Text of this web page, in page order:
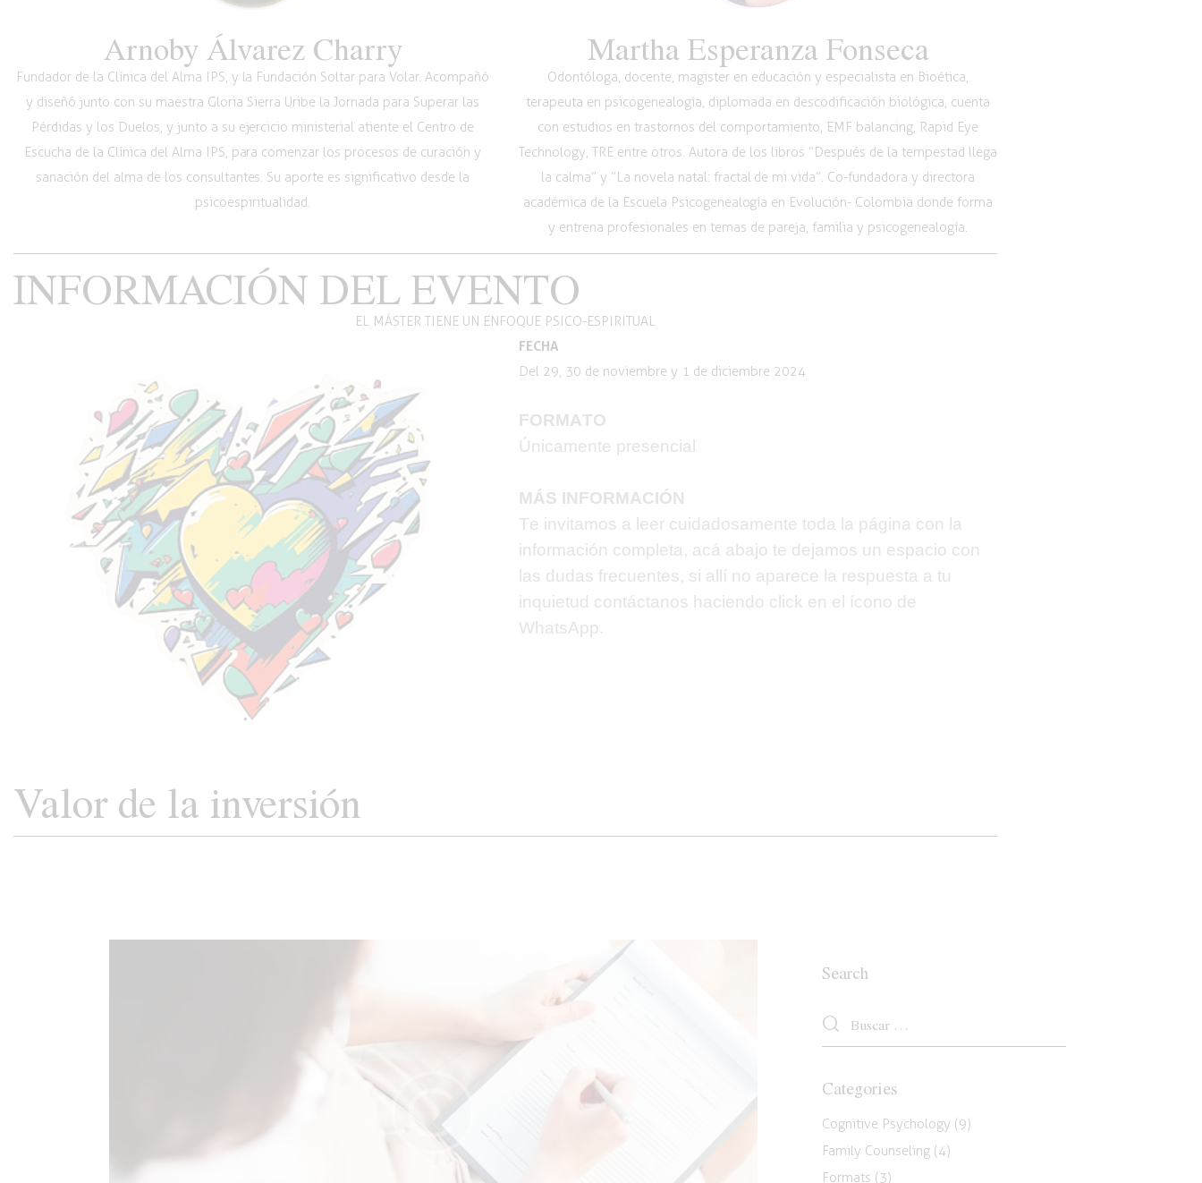
Arnoby Álvarez Charry
Fundador de la Clínica del Alma IPS, y la Fundación Soltar para Volar. Acompañó
y diseñó junto con su maestra Gloria Sierra Uribe la Jornada para Superar las
Pérdidas y los Duelos, y junto a su ejercicio ministerial atiente el Centro de
Escucha de la Clínica del Alma IPS, para comenzar los procesos de curación y
sanación del alma de los consultantes. Su aporte es significativo desde la
psicoespiritualidad.
Martha Esperanza Fonseca
Odontóloga, docente, magister en educación y especialista en Bioética,
terapeuta en psicogenealogía, diplomada en descodificación biológica, cuenta
con estudios en trastornos del comportamiento, EMF balancing, Rapid Eye
Technology, TRE entre otros. Autora de los libros “Después de la tempestad llega
la calma” y “La novela natal: fractal de mi vida”. Co-fundadora y directora
académica de la Escuela Psicogenealogía en Evolución- Colombia donde forma
y entrena profesionales en temas de pareja, familia y psicogenealogía.
INFORMACIÓN DEL EVENTO
EL MÁSTER TIENE UN ENFOQUE PSICO-ESPIRITUAL
FECHA
Del 29, 30 de noviembre y 1 de diciembre 2024
FORMATO
Únicamente presencial
MÁS INFORMACIÓN
Te invitamos a leer cuidadosamente toda la página con la
información completa, acá abajo te dejamos un espacio con
las dudas frecuentes, si allí no aparece la respuesta a tu
inquietud contáctanos haciendo click en el ícono de
WhatsApp.
Valor de la inversión
Search
Categories
Cognitive Psychology (9)
Family Counseling (4)
Formats (3)